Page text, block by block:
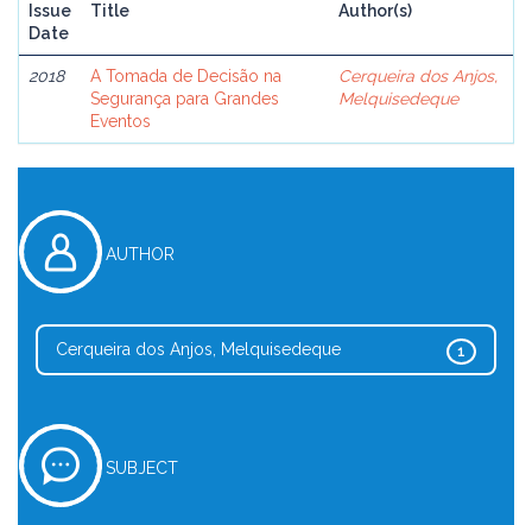
Issue
Date
Title Author(s)
2018
A Tomada de Decisão na
Segurança para Grandes
Eventos
Cerqueira dos Anjos,
Melquisedeque
AUTHOR
1
Cerqueira dos Anjos, Melquisedeque
SUBJECT